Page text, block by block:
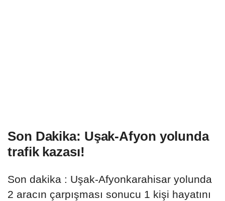
Son Dakika: Uşak-Afyon yolunda
trafik kazası!
Son dakika : Uşak-Afyonkarahisar yolunda
2 aracın çarpışması sonucu 1 kişi hayatını